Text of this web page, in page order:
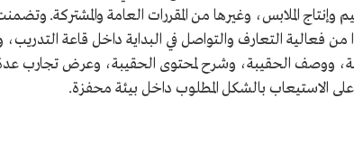
وإنتاج الملابس، وغيرها من المقررات العامة والمشتركة.
من فعالية التعارف والتواصل في البداية داخل قاعة
ووصف الحقيبة، وشرح لمحتوى الحقيبة، وعرض تجارب
على الاستيعاب بالشكل المطلوب داخل بيئة محفزة.